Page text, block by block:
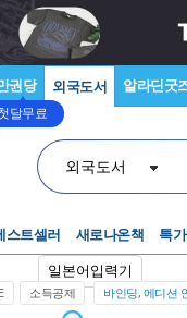
권당
달무료
외국도서 알라딘굿
외국도서
일본어입력기
스트셀러 새로나온책 특
소득공제 바인딩, 에디션